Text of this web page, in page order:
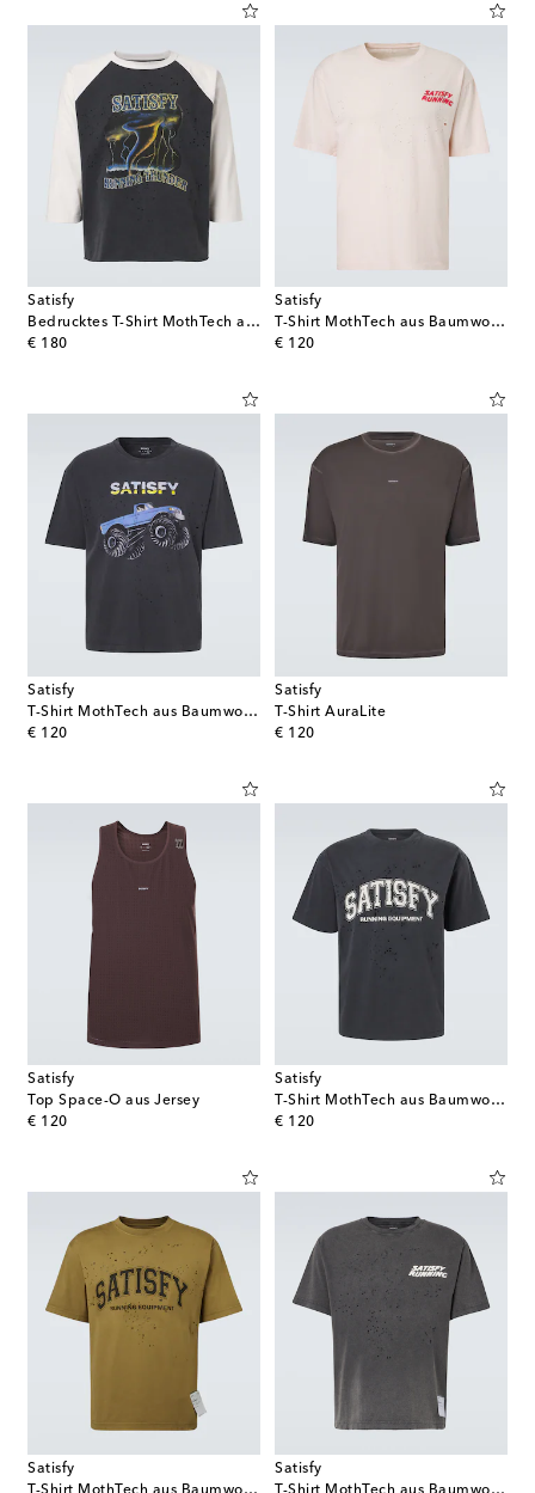
Satisfy
Bedrucktes T-Shirt MothTech aus Baumwolle
€ 180
original price
Satisfy
T-Shirt MothTech aus Baumwoll-Jersey
€ 120
original price
Satisfy
T-Shirt MothTech aus Baumwoll-Jersey
€ 120
original price
Satisfy
T-Shirt AuraLite
€ 120
original price
Satisfy
Top Space-O aus Jersey
€ 120
original price
Satisfy
T-Shirt MothTech aus Baumwoll-Jersey
€ 120
original price
Satisfy
Satisfy